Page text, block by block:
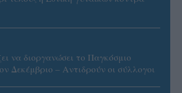
να διοργανώσει το Παγκόσμιο
Δεκέμβριο – Αντιδρούν οι σύλλογοι